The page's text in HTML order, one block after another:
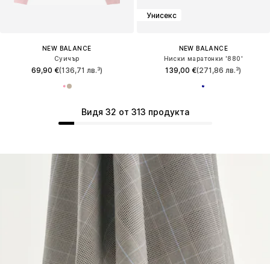
NEW BALANCE
Суичър
69,90 €(136,71 лв.³)
Унисекс
NEW BALANCE
Ниски маратонки '880'
139,00 €(271,86 лв.³)
Видя 32 от 313 продукта